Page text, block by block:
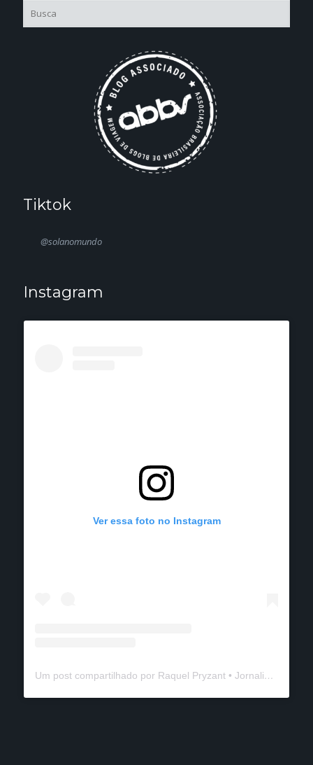
Tiktok
@solanomundo
Instagram
Ver essa foto no Instagram
Um post compartilhado por Raquel Pryzant • Jornalismo de Viagem (@solanomundo)